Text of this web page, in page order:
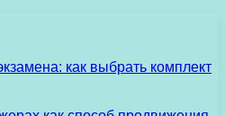
как выбрать комплект